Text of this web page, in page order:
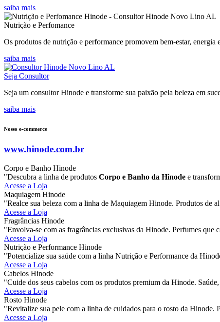
saiba mais
Nutrição e Perfomance
Os produtos de nutrição e performance promovem bem-estar,
saiba mais
Seja Consultor
Seja um consultor Hinode e transforme sua paixão pela beleza em
saiba mais
Nosso e-commerce
www.hinode.com.br
Corpo e Banho Hinode
"Descubra a linha de produtos Corpo e Banho da Hinode e
Acesse a Loja
Maquiagem Hinode
"Realce sua beleza com a linha de Maquiagem Hinode. Produtos de
Acesse a Loja
Fragrâncias Hinode
"Envolva-se com as fragrâncias exclusivas da Hinode. Perfumes que
Acesse a Loja
Nutrição e Performance Hinode
"Potencialize sua saúde com a linha Nutrição e Performance da
Acesse a Loja
Cabelos Hinode
"Cuide dos seus cabelos com os produtos premium da Hinode.
Acesse a Loja
Rosto Hinode
"Revitalize sua pele com a linha de cuidados para o rosto da Hinode.
Acesse a Loja